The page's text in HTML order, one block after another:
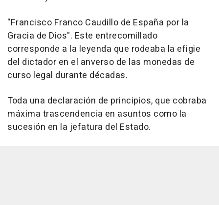
"Francisco Franco Caudillo de España por la
Gracia de Dios". Este entrecomillado
corresponde a la leyenda que rodeaba la efigie
del dictador en el anverso de las monedas de
curso legal durante décadas.
Toda una declaración de principios, que cobraba
máxima trascendencia en asuntos como la
sucesión en la jefatura del Estado.